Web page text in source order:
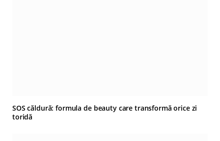
SOS căldură: formula de beauty care transformă orice zi
toridă